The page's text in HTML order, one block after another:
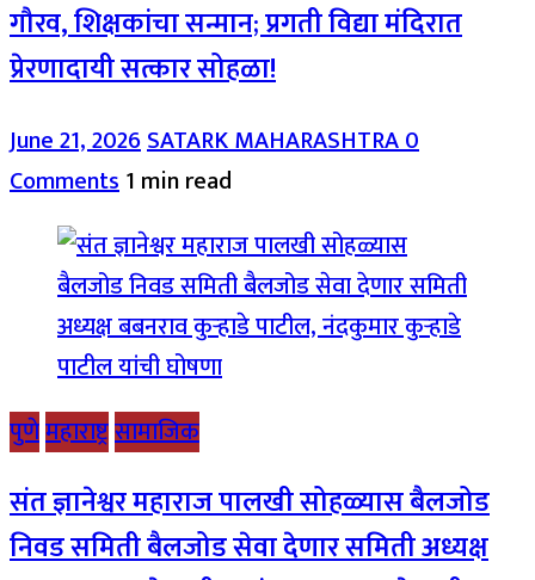
गौरव, शिक्षकांचा सन्मान; प्रगती विद्या मंदिरात
प्रेरणादायी सत्कार सोहळा!
June 21, 2026SATARK MAHARASHTRA0
Comments1 min read
पुणेमहाराष्ट्रसामाजिक
संत ज्ञानेश्वर महाराज पालखी सोहळ्यास बैलजोड
निवड समिती बैलजोड सेवा देणार समिती अध्यक्ष